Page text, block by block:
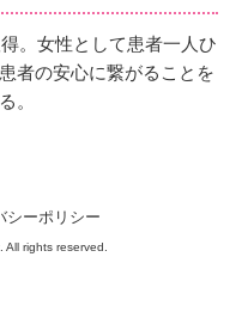
。女性として患者一人ひ
者の安心に繋がることを
。
シーポリシー
rights reserved.